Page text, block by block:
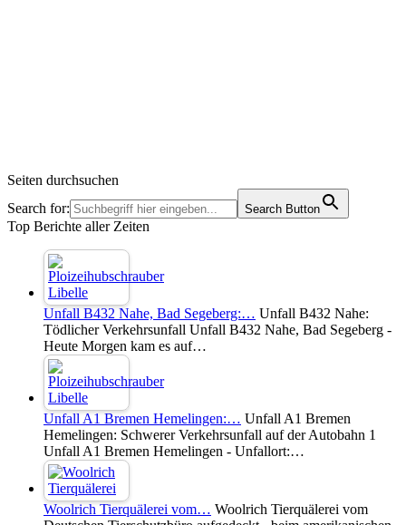
Seiten durchsuchen
Search for:
Search Button
Top Berichte aller Zeiten
Unfall B432 Nahe, Bad Segeberg:… Unfall B432 Nahe:
Tödlicher Verkehrsunfall Unfall B432 Nahe, Bad Segeberg -
Heute Morgen kam es auf…
Unfall A1 Bremen Hemelingen:… Unfall A1 Bremen
Hemelingen: Schwerer Verkehrsunfall auf der Autobahn 1
Unfall A1 Bremen Hemelingen - Unfallort:…
Woolrich Tierquälerei vom… Woolrich Tierquälerei vom